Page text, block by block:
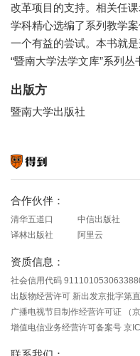
改革项目的支持。相关任
学科精心选编了系列教学
一个有益的尝试。本书就
“暨南大学法学文库”系列丛
出版方
暨南大学出版社
合作伙伴：
清华五道口 中信出版社
译林出版社
阿里云
资质信息：
社会信用代码
出版物经营许可 新出发京批字第
广播电视节目制作经营许可证 （
增值电信业务经营许可备案号 京